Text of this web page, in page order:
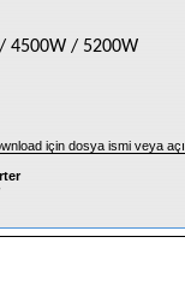
4500W / 5200W
için dosya ismi veya